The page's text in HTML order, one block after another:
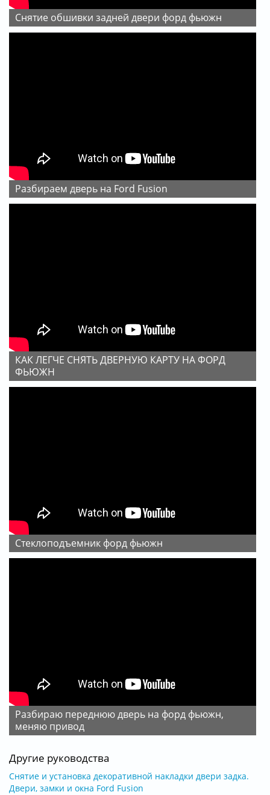
Снятие обшивки задней двери форд фьюжн
Разбираем дверь на Ford Fusion
КАК ЛЕГЧЕ СНЯТЬ ДВЕРНУЮ КАРТУ НА ФОРД
ФЬЮЖН
стеклоподъемник форд фьюжн
разбираю переднюю дверь на форд фьюжн,
меняю привод
Другие руководства
Снятие и установка декоративной накладки двери задка.
Двери, замки и окна Ford Fusion